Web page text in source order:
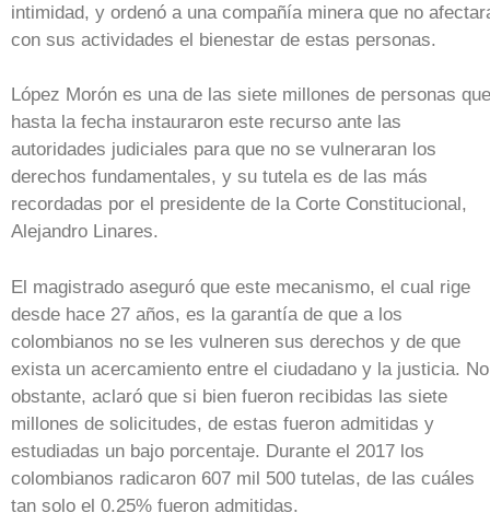
intimidad, y ordenó a una compañía minera que no
con sus actividades el bienestar de estas personas.
López Morón es una de las siete millones de personas que
hasta la fecha instauraron este recurso ante las
autoridades judiciales para que no se vulneraran los
derechos fundamentales, y su tutela es de las más
recordadas por el presidente de la Corte Constitucional,
Alejandro Linares.
El magistrado aseguró que este mecanismo, el cual rige
desde hace 27 años, es la garantía de que a los
colombianos no se les vulneren sus derechos y de que
exista un acercamiento entre el ciudadano y la justicia. No
obstante, aclaró que si bien fueron recibidas las siete
millones de solicitudes, de estas fueron admitidas y
estudiadas un bajo porcentaje. Durante el 2017 los
colombianos radicaron 607 mil 500 tutelas, de las cuáles
tan solo el 0.25% fueron admitidas.